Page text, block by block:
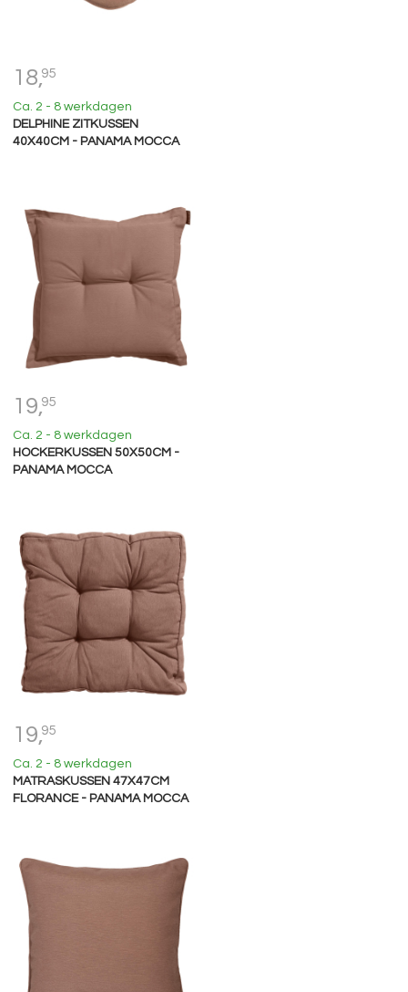
18,95
Ca. 2 - 8 werkdagen
DELPHINE ZITKUSSEN
40X40CM - PANAMA MOCCA
19,95
Ca. 2 - 8 werkdagen
HOCKERKUSSEN 50X50CM -
PANAMA MOCCA
19,95
Ca. 2 - 8 werkdagen
MATRASKUSSEN 47X47CM
FLORANCE - PANAMA MOCCA